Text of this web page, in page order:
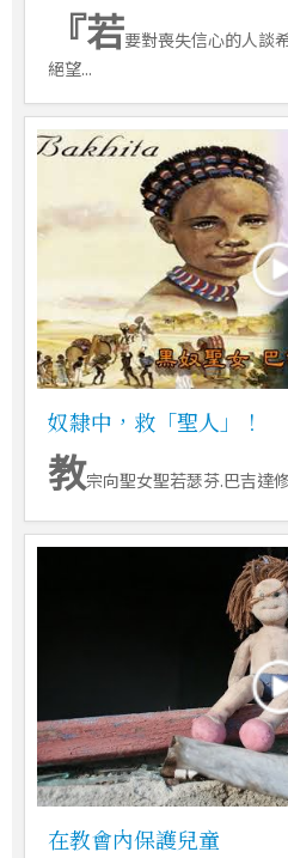
『若要對喪失信心的人談
絕望...
奴隸中，救「聖人」！
教宗向聖女聖若瑟芬.巴吉達
在教會內保護兒童